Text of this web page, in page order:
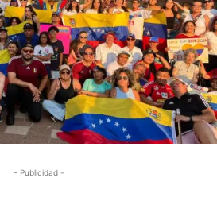
- Publicidad -